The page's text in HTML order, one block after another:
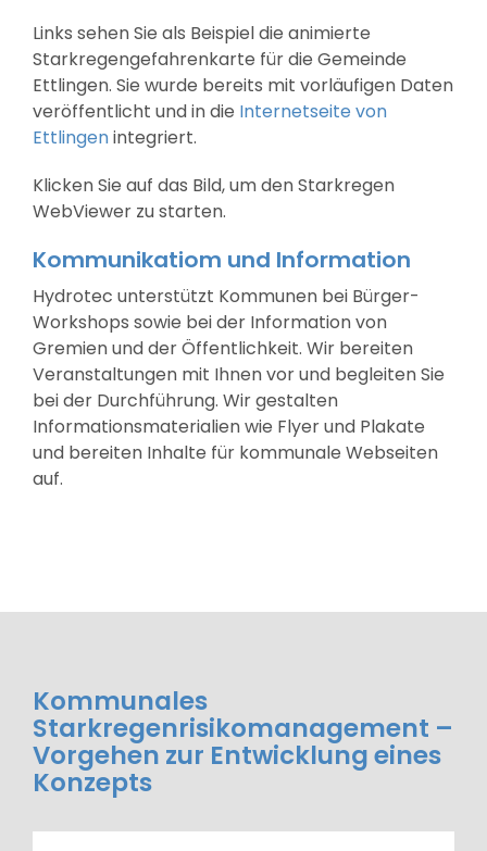
Links sehen Sie als Beispiel die animierte
Starkregengefahrenkarte für die Gemeinde
Ettlingen. Sie wurde bereits mit vorläufigen Daten
veröffentlicht und in die Internetseite von
Ettlingenintegriert.
Klicken Sie auf das Bild, um den Starkregen
WebViewer zu starten.
Kommunikatiom und Information
Hydrotec unterstützt Kommunen bei Bürger-
Workshops sowie bei der Information von
Gremien und der Öffentlichkeit. Wir bereiten
Veranstaltungen mit Ihnen vor und begleiten Sie
bei der Durchführung. Wir gestalten
Informationsmaterialien wie Flyer und Plakate
und bereiten Inhalte für kommunale Webseiten
auf.
Kommunales
Starkregenrisikomanagement –
Vorgehen zur Entwicklung eines
Konzepts